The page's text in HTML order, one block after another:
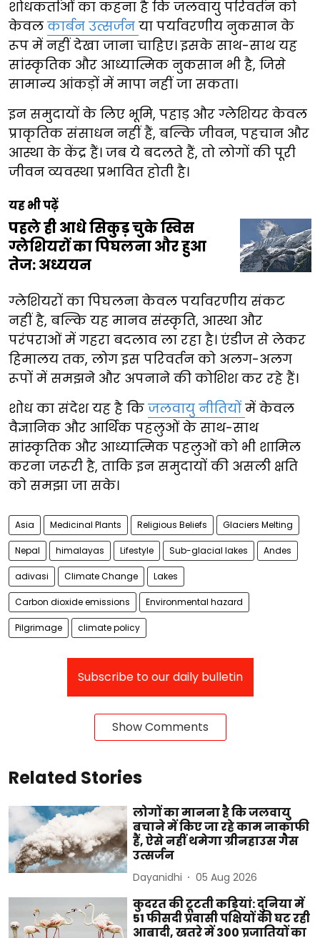
शोधकर्ताओं का कहना है कि जलवायु परिवर्तन को
केवल कार्बन उत्सर्जन या पर्यावरणीय नुकसान के
रूप में नहीं देखा जाना चाहिए। इसके साथ-साथ यह
सांस्कृतिक और आध्यात्मिक नुकसान भी है, जिसे
सामान्य आंकड़ों में मापा नहीं जा सकता।
इन समुदायों के लिए भूमि, पहाड़ और ग्लेशियर केवल
प्राकृतिक संसाधन नहीं हैं, बल्कि जीवन, पहचान और
आस्था के केंद्र हैं। जब ये बदलते हैं, तो लोगों की पूरी
जीवन व्यवस्था प्रभावित होती है।
यह भी पढ़ें
पहले ही आधे सिकुड़ चुके स्विस
ग्लेशियरों का पिघलना और हुआ
तेज: अध्ययन
ग्लेशियरों का पिघलना केवल पर्यावरणीय संकट
नहीं है, बल्कि यह मानव संस्कृति, आस्था और
परंपराओं में गहरा बदलाव ला रहा है। एंडीज से लेकर
हिमालय तक, लोग इस परिवर्तन को अलग-अलग
रूपों में समझने और अपनाने की कोशिश कर रहे हैं।
शोध का संदेश यह है कि जलवायु नीतियों में केवल
वैज्ञानिक और आर्थिक पहलुओं के साथ-साथ
सांस्कृतिक और आध्यात्मिक पहलुओं को भी शामिल
करना जरूरी है, ताकि इन समुदायों की असली क्षति
को समझा जा सके।
Asia Medicinal Plants Religious Beliefs Glaciers Melting
Nepal himalayas Lifestyle Sub-glacial lakes Andes
adivasi Climate Change Lakes
Carbon dioxide emissions Environmental hazard
Pilgrimage climate policy
Subscribe to our daily bulletin
Show Comments
Related Stories
लोगों का मानना है कि जलवायु
बचाने में किए जा रहे काम नाकाफी
हैं, ऐसे नहीं थमेगा ग्रीनहाउस गैस
उत्सर्जन
Dayanidhi 05 Aug 2026
कुदरत की टूटती कड़ियां: दुनिया में
51 फीसदी प्रवासी पक्षियों की घट रही
आबादी, खतरे में 300 प्रजातियों का